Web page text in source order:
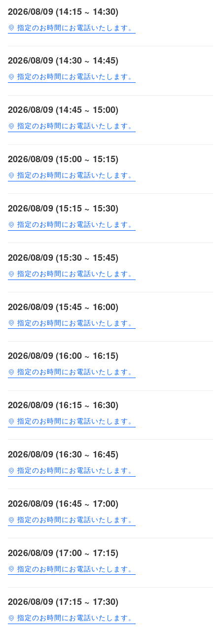
2026/08/09 (14:15 ~ 14:30)
指定のお時間にお電話いたします。
2026/08/09 (14:30 ~ 14:45)
指定のお時間にお電話いたします。
2026/08/09 (14:45 ~ 15:00)
指定のお時間にお電話いたします。
2026/08/09 (15:00 ~ 15:15)
指定のお時間にお電話いたします。
2026/08/09 (15:15 ~ 15:30)
指定のお時間にお電話いたします。
2026/08/09 (15:30 ~ 15:45)
指定のお時間にお電話いたします。
2026/08/09 (15:45 ~ 16:00)
指定のお時間にお電話いたします。
2026/08/09 (16:00 ~ 16:15)
指定のお時間にお電話いたします。
2026/08/09 (16:15 ~ 16:30)
指定のお時間にお電話いたします。
2026/08/09 (16:30 ~ 16:45)
指定のお時間にお電話いたします。
2026/08/09 (16:45 ~ 17:00)
指定のお時間にお電話いたします。
2026/08/09 (17:00 ~ 17:15)
指定のお時間にお電話いたします。
2026/08/09 (17:15 ~ 17:30)
指定のお時間にお電話いたします。